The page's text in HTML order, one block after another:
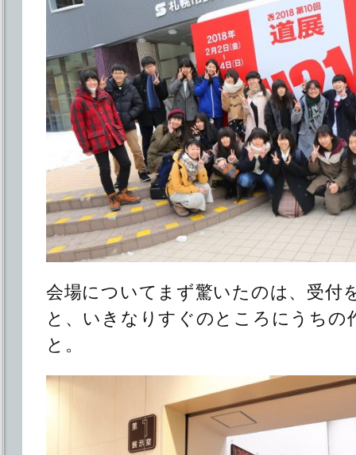
会場についてまず驚いたのは、受付
と、いきなりすぐのところにうちの
と。